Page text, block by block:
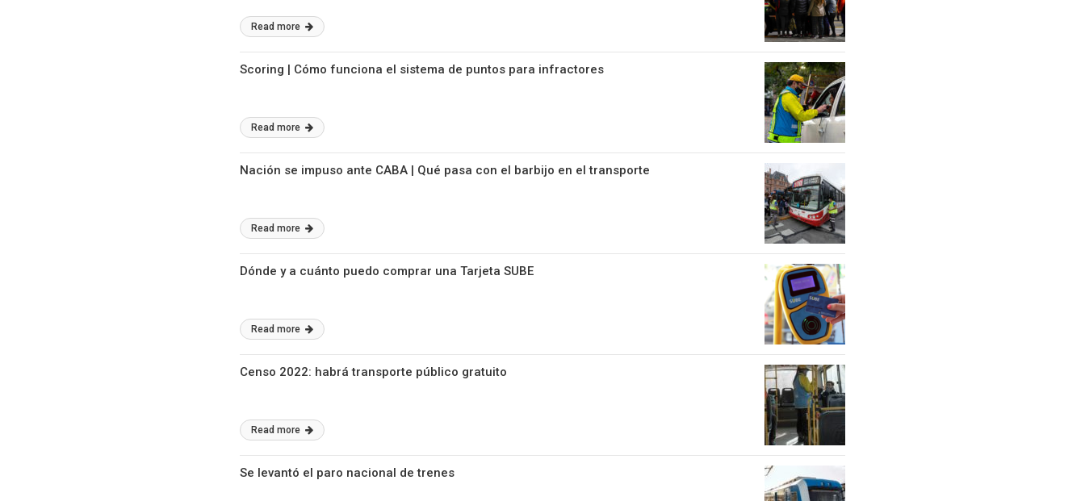
Read more
Scoring | Cómo funciona el sistema de puntos para infractores
Read more
Nación se impuso ante CABA | Qué pasa con el barbijo en el transporte
Read more
Dónde y a cuánto puedo comprar una Tarjeta SUBE
Read more
Censo 2022: habrá transporte público gratuito
Read more
Se levantó el paro nacional de trenes